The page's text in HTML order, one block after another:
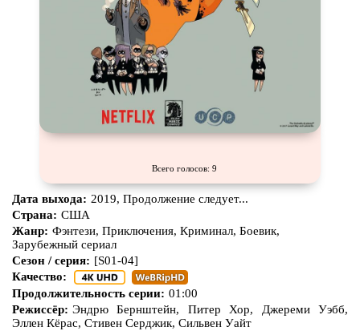
Всего голосов: 9
Дата выхода: 2019, Продолжение следует...
Страна: США
Жанр: Фэнтези, Приключения, Криминал, Боевик,
Зарубежный сериал
Сезон / серия: [S01-04]
Качество:
Продолжительность серии: 01:00
Режиссёр: Эндрю Бернштейн, Питер Хор, Джереми Уэбб,
Эллен Кёрас, Стивен Серджик, Сильвен Уайт